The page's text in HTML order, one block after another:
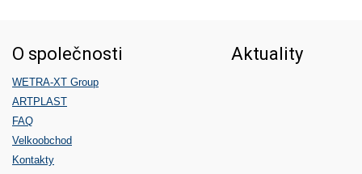
O společnosti
WETRA-XT Group
ARTPLAST
FAQ
Velkoobchod
Kontakty
Aktuality